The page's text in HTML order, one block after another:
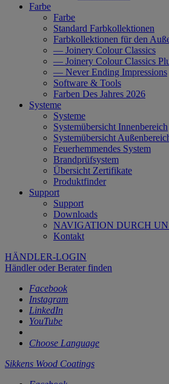
Farbe
Farbe
Standard Farbkollektionen
Farbkollektionen für den
— Joinery Colour Classics
— Joinery Colour Classics
— Never Ending Impressions
Software & Tools
Farben Des Jahres 2026
Systeme
Systeme
Systemübersicht Innenbereich
Systemübersicht
Feuerhemmendes System
Brandprüfsystem
Übersicht Zertifikate
Produktfinder
Support
Support
Downloads
NAVIGATION DURCH
Kontakt
HÄNDLER-LOGIN
Händler oder Berater finden
Facebook
Instagram
LinkedIn
YouTube
Choose Language
Sikkens Wood Coatings